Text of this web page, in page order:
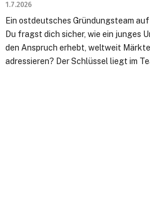
1.7.2026
Ein ostdeutsches Gründungsteam
Du fragst dich sicher, wie ein junges
den Anspruch erhebt, weltweit
adressieren? Der Schlüssel liegt im